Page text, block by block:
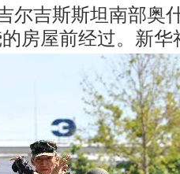
吉斯斯坦南部奥
房屋前经过。新华